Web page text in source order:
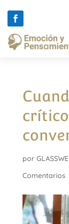
por
Comentarios